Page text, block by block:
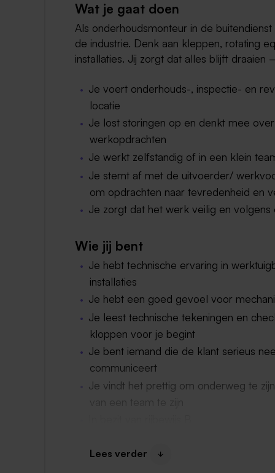
Wat je gaat doen
Als onderhoudsmonteur in de
de industrie. Denk aan kleppen, rotating
installaties. Jij zorgt dat alles blijft
Je voert onderhouds-, inspectie- en
locatie
Je lost storingen op en denkt mee
werkopdrachten
Je werkt zelfstandig of in een klein
Je stemt af met de uitvoerder/
om opdrachten naar tevredenheid en
Je zorgt dat het werk veilig en
Wie jij bent
Je hebt technische ervaring in
installaties
Je hebt een goed gevoel voor
Je leest technische tekeningen en
kloppen voor je begint
Je bent iemand die de klant serieus
communiceert
Je vindt het prettig om onderweg te
Wat we bieden
Lees verder